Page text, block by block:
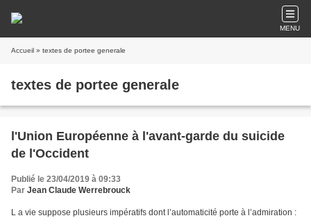
MENU
Accueil » textes de portee generale
textes de portee generale
l'Union Européenne à l'avant-garde du suicide
de l'Occident
Publié le 23/04/2019 à 09:33
Par Jean Claude Werrebrouck
L a vie suppose plusieurs impératifs dont l’automaticité porte à l’admiration :